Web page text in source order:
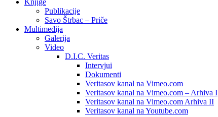
Knjige
Publikacije
Savo Štrbac – Priče
Multimedija
Galerija
Video
D.I.C. Veritas
Intervjui
Dokumenti
Veritasov kanal na Vimeo.com
Veritasov kanal na Vimeo.com – Arhiva I
Veritasov kanal na Vimeo.com Arhiva II
Veritasov kanal na Youtube.com